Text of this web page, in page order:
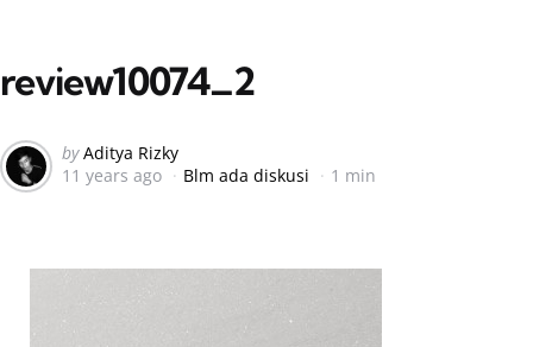
review10074_2
Posted
by
by Aditya Rizky
11 years ago
Blm ada diskusi 1 min